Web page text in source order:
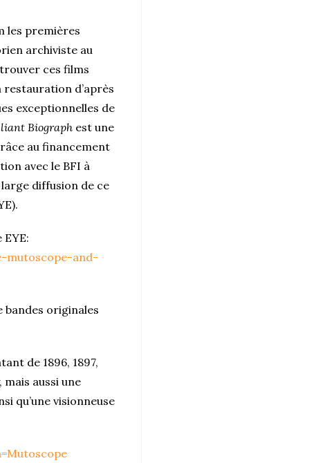
les premières
archiviste au
ces films
d’après
exceptionnelles de
Biographest une
au financement
avec le BFI à
diffusion de ce
and-
bandes originales
de 1896, 1897,
aussi une
qu’une visionneuse